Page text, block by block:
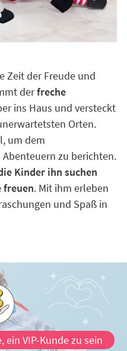
Zeit der Freude und
derfreche
ins Haus und versteckt
Orten.
um dem
zu berichten.
Kinder ihn suchen
freuen. Mit ihm erleben
und Spaß in
ein VIP-Kunde zu sein